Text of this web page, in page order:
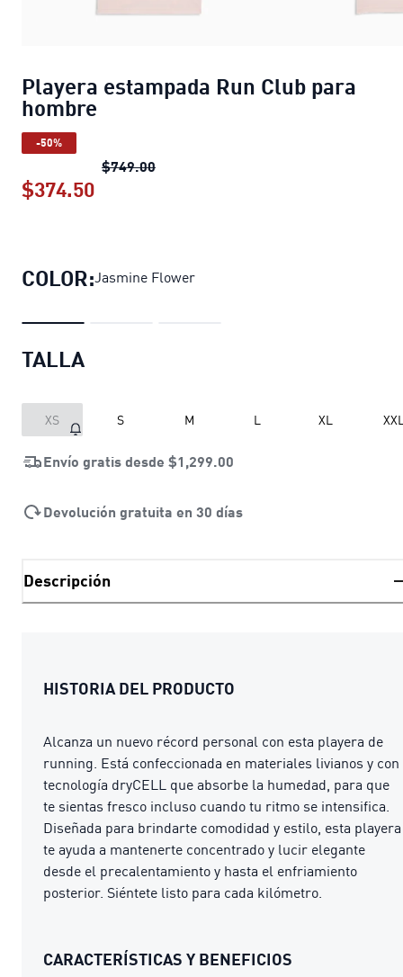
Playera estampada Run Club para
hombre
-50%
$749.00Playera estampada Run Club para
$374.50
COLOR:Jasmine Flower
TALLA
XS S M L XL
Envío gratis desde $1,299.00
Devolución gratuita en 30 días
Descripción
HISTORIA DEL PRODUCTO
Alcanza un nuevo récord personal con esta playera de
running. Está confeccionada en materiales livianos y con
tecnología dryCELL que absorbe la humedad, para que
te sientas fresco incluso cuando tu ritmo se intensifica.
Diseñada para brindarte comodidad y estilo, esta playera
te ayuda a mantenerte concentrado y lucir elegante
desde el precalentamiento y hasta el enfriamiento
posterior. Siéntete listo para cada kilómetro.
CARACTERÍSTICAS Y BENEFICIOS